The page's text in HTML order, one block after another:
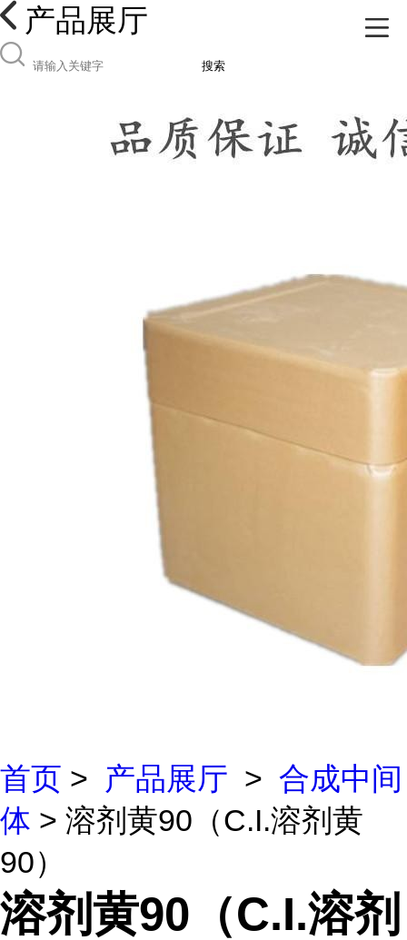
产品展厅
搜索
首页 > 产品展厅 > 合成中间
体 > 溶剂黄90（C.I.溶剂黄
90）
溶剂黄90（C.I.溶剂